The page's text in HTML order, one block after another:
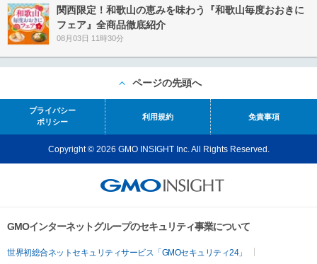
関西限定！和歌山の恵みを味わう『和歌山毎度おおきに
フェア』全商品徹底紹介
08月03日 11時30分
ページの先頭へ
プライバシー
ポリシー
利用規約 免責事項
Copyright © 2026 GMO INSIGHT Inc. All Rights Reserved.
GMOインターネットグループのセキュリティ事業について
世界初総合ネットセキュリティサービス「GMOセキュリティ24」